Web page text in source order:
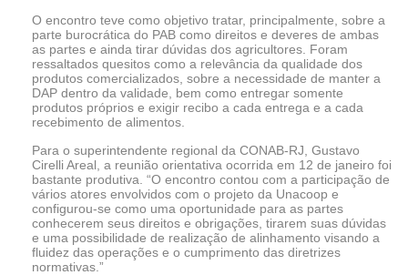
O encontro teve como objetivo tratar, principalmente, sobre a
parte burocrática do PAB como direitos e deveres de ambas
as partes e ainda tirar dúvidas dos agricultores. Foram
ressaltados quesitos como a relevância da qualidade dos
produtos comercializados, sobre a necessidade de manter a
DAP dentro da validade, bem como entregar somente
produtos próprios e exigir recibo a cada entrega e a cada
recebimento de alimentos.
Para o superintendente regional da CONAB-RJ, Gustavo
Cirelli Areal, a reunião orientativa ocorrida em 12 de janeiro foi
bastante produtiva. “O encontro contou com a participação de
vários atores envolvidos com o projeto da Unacoop e
configurou-se como uma oportunidade para as partes
conhecerem seus direitos e obrigações, tirarem suas dúvidas
e uma possibilidade de realização de alinhamento visando a
fluidez das operações e o cumprimento das diretrizes
normativas.”